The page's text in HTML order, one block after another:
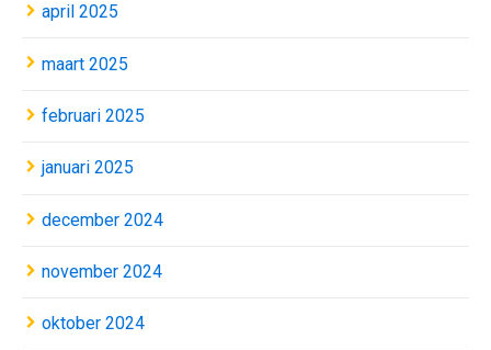
april 2025
maart 2025
februari 2025
januari 2025
december 2024
november 2024
oktober 2024